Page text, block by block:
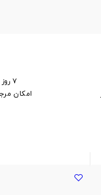
۷ روز ضمانت مرجوعی کالا
امکان